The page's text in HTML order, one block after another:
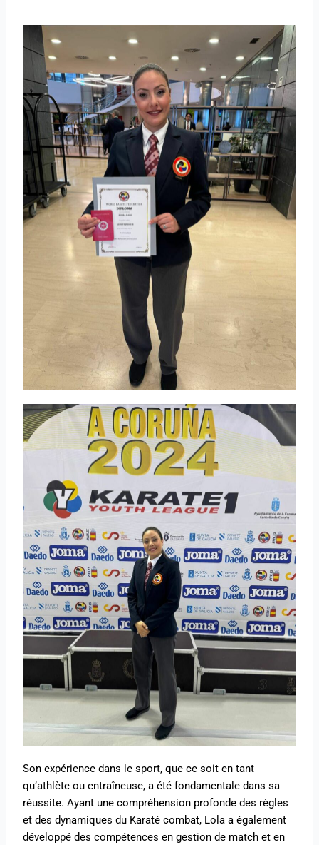
Son expérience dans le sport, que ce soit en tant
qu’athlète ou entraîneuse, a été fondamentale dans sa
réussite. Ayant une compréhension profonde des règles
et des dynamiques du Karaté combat, Lola a également
développé des compétences en gestion de match et en